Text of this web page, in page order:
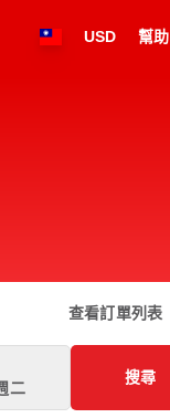
USD 幫助
查看訂單列表
二
搜尋